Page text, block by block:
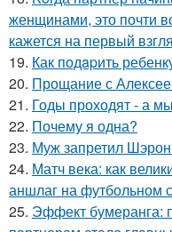
женщинами, это почти
кажется на первый
19. Как подapить
20. Прощание с
21. Годы проходят - а
22. Почему я одна?
23. Муж запретил
24. Матч века: как
аншлаг на футбольном
25. Эффект бумеранга: